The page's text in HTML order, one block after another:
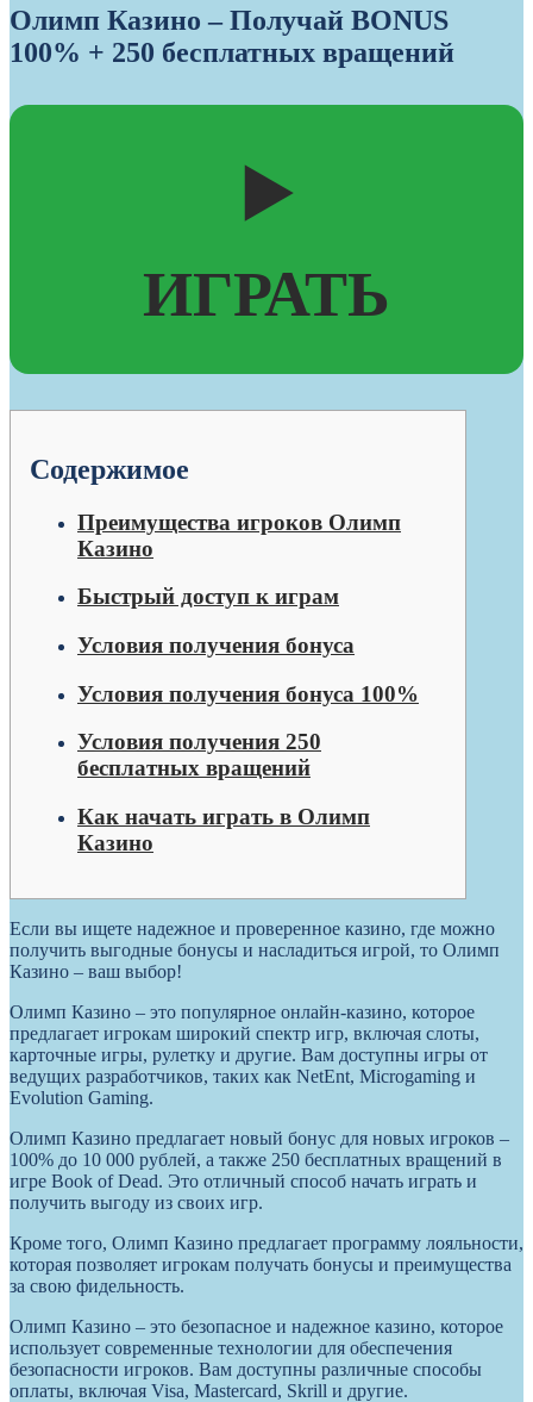
Олимп Казино – Получай BONUS
100% + 250 бесплатных вращений
▶️
ИГРАТЬ
Содержимое
Преимущества игроков Олимп
Казино
Быстрый доступ к играм
Условия получения бонуса
Условия получения бонуса 100%
Условия получения 250
бесплатных вращений
Как начать играть в Олимп
Казино
Если вы ищете надежное и проверенное казино, где можно
получить выгодные бонусы и насладиться игрой, то Олимп
Казино – ваш выбор!
Олимп Казино – это популярное онлайн-казино, которое
предлагает игрокам широкий спектр игр, включая слоты,
карточные игры, рулетку и другие. Вам доступны игры от
ведущих разработчиков, таких как NetEnt, Microgaming и
Evolution Gaming.
Олимп Казино предлагает новый бонус для новых игроков –
100% до 10 000 рублей, а также 250 бесплатных вращений в
игре Book of Dead. Это отличный способ начать играть и
получить выгоду из своих игр.
Кроме того, Олимп Казино предлагает программу лояльности,
которая позволяет игрокам получать бонусы и преимущества
за свою фидельность.
Олимп Казино – это безопасное и надежное казино, которое
использует современные технологии для обеспечения
безопасности игроков. Вам доступны различные способы
оплаты, включая Visa, Mastercard, Skrill и другие.